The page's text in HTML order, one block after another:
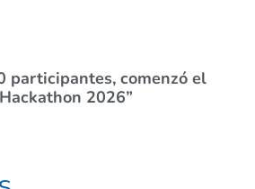
participantes, comenzó el
2026”